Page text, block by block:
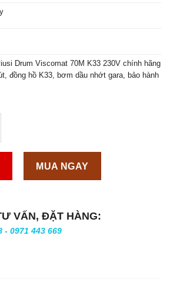
Drum Viscomat 70M K33 230V chính hãng
đồng hồ K33, bơm dầu nhớt gara, bảo hành
MUA NGAY
VẤN, ĐẶT HÀNG:
- 0971 443 669